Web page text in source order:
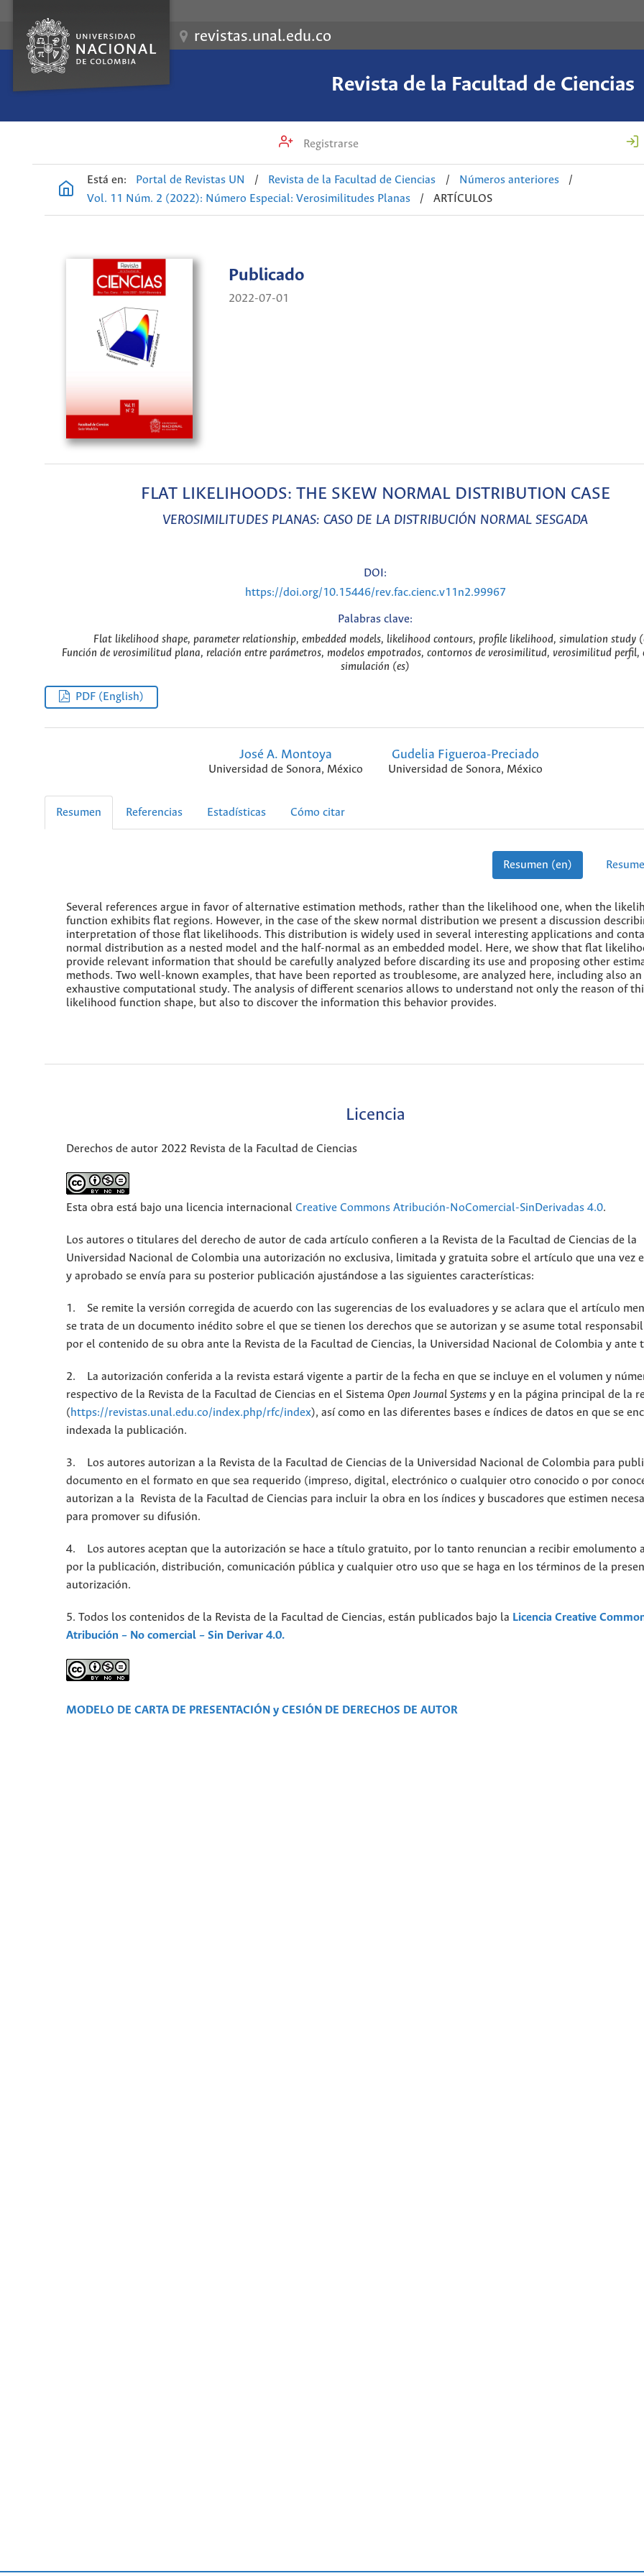
revistas.unal.edu.co
Revista de la Facultad de Ciencias
Registrarse
Está en: Portal de Revistas UN / Revista de la Facultad de Ciencias / Números anteriores
/
Vol. 11 Núm. 2 (2022): Número Especial: Verosimilitudes Planas
/ ARTÍCULOS
Publicado
2022-07-01
FLAT LIKELIHOODS: THE SKEW NORMAL DISTRIBUTION CASE
VEROSIMILITUDES PLANAS: CASO DE LA DISTRIBUCIÓN NORMAL SESGADA
DOI:
https://doi.org/10.15446/rev.fac.cienc.v11n2.99967
Palabras clave:
Flat likelihood shape, parameter relationship, embedded models, likelihood contours, profile likelihood, simulation study
Función de verosimilitud plana, relación entre parámetros, modelos empotrados, contornos de verosimilitud, verosimilitud perfil,
simulación (es)
PDF (English)
José A. Montoya
Universidad de Sonora, México
Gudelia Figueroa-Preciado
Universidad de Sonora, México
Resumen Referencias Estadísticas Cómo citar
Resumen (en)
Several references argue in favor of alternative estimation methods, rather than the likelihood one, when the
function exhibits flat regions. However, in the case of the skew normal distribution we present a discussion
interpretation of those flat likelihoods. This distribution is widely used in several interesting applications and
normal distribution as a nested model and the half-normal as an embedded model. Here, we show that flat
provide relevant information that should be carefully analyzed before discarding its use and proposing other
methods. Two well-known examples, that have been reported as troublesome, are analyzed here, including also an
exhaustive computational study. The analysis of different scenarios allows to understand not only the reason of
likelihood function shape, but also to discover the information this behavior provides.
Licencia
Derechos de autor 2022 Revista de la Facultad de Ciencias
Esta obra está bajo una licencia internacional Creative Commons Atribución-NoComercial-SinDerivadas 4.0.
Los autores o titulares del derecho de autor de cada artículo confieren a la Revista de la Facultad de Ciencias de la
Universidad Nacional de Colombia una autorización no exclusiva, limitada y gratuita sobre el artículo que una vez
y aprobado se envía para su posterior publicación ajustándose a las siguientes características:
1. Se remite la versión corregida de acuerdo con las sugerencias de los evaluadores y se aclara que el artículo
se trata de un documento inédito sobre el que se tienen los derechos que se autorizan y se asume total
por el contenido de su obra ante la Revista de la Facultad de Ciencias, la Universidad Nacional de Colombia y ante
2. La autorización conferida a la revista estará vigente a partir de la fecha en que se incluye en el volumen y
respectivo de la Revista de la Facultad de Ciencias en el Sistema Open Journal Systems y en la página principal de la
(https://revistas.unal.edu.co/index.php/rfc/index), así como en las diferentes bases e índices de datos en que se
indexada la publicación.
3. Los autores autorizan a la Revista de la Facultad de Ciencias de la Universidad Nacional de Colombia para
documento en el formato en que sea requerido (impreso, digital, electrónico o cualquier otro conocido o por
autorizan a la Revista de la Facultad de Ciencias para incluir la obra en los índices y buscadores que estimen
para promover su difusión.
4. Los autores aceptan que la autorización se hace a título gratuito, por lo tanto renuncian a recibir emolumento
por la publicación, distribución, comunicación pública y cualquier otro uso que se haga en los términos de la
autorización.
5. Todos los contenidos de la Revista de la Facultad de Ciencias, están publicados bajo la Licencia Creative
Atribución – No comercial – Sin Derivar 4.0.
MODELO DE CARTA DE PRESENTACIÓN y CESIÓN DE DERECHOS DE AUTOR